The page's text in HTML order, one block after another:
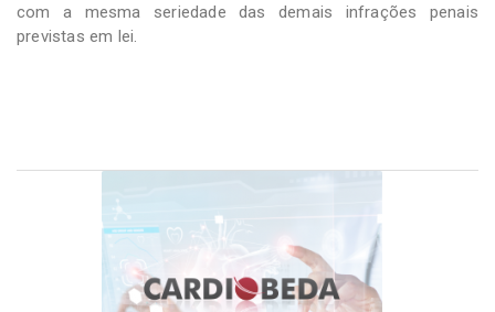
com a mesma seriedade das demais infrações penais
previstas em lei.